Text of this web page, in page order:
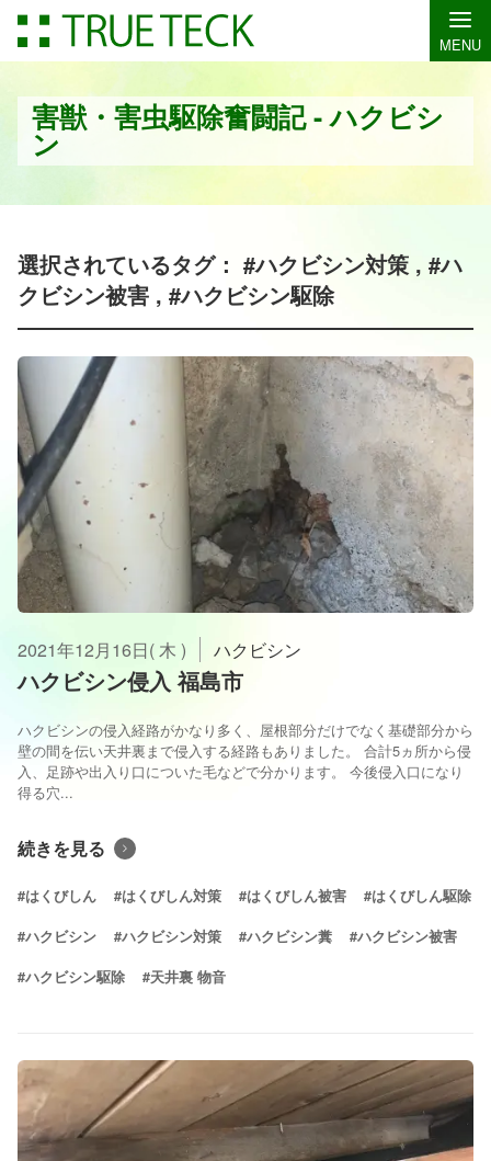
MENU
害獣・害虫駆除奮闘記 - ハクビシ
ン
選択されているタグ： #ハクビシン対策 , #ハ
クビシン被害 , #ハクビシン駆除
2021年12月16日( 木 ) ハクビシン
ハクビシン侵入 福島市
ハクビシンの侵入経路がかなり多く、屋根部分だけでなく基礎部分から
壁の間を伝い天井裏まで侵入する経路もありました。 合計5ヵ所から侵
入、足跡や出入り口についた毛などで分かります。 今後侵入口になり
得る穴...
続きを見る
#はくびしん #はくびしん対策 #はくびしん被害 #はくびしん駆除
#ハクビシン #ハクビシン対策 #ハクビシン糞 #ハクビシン被害
#ハクビシン駆除 #天井裏 物音